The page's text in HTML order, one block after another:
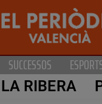
SUCCESSOS
LA RIBERA